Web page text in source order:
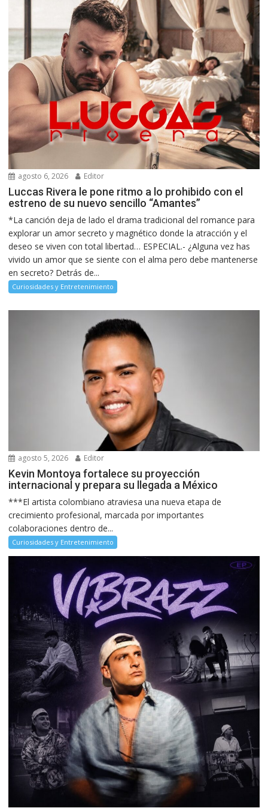
agosto 6, 2026 Editor
Luccas Rivera le pone ritmo a lo prohibido con el
estreno de su nuevo sencillo “Amantes”
*La canción deja de lado el drama tradicional del romance para
explorar un amor secreto y magnético donde la atracción y el
deseo se viven con total libertad… ESPECIAL.- ¿Alguna vez has
vivido un amor que se siente con el alma pero debe mantenerse
en secreto? Detrás de...
Curiosidades y Entretenimiento
agosto 5, 2026 Editor
Kevin Montoya fortalece su proyección
internacional y prepara su llegada a México
***El artista colombiano atraviesa una nueva etapa de
crecimiento profesional, marcada por importantes
colaboraciones dentro de...
Curiosidades y Entretenimiento